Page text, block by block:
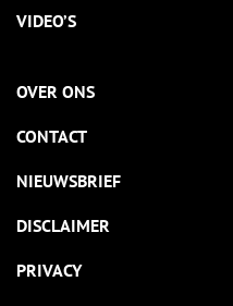
VIDEO’S
OVER ONS
CONTACT
NIEUWSBRIEF
DISCLAIMER
PRIVACY